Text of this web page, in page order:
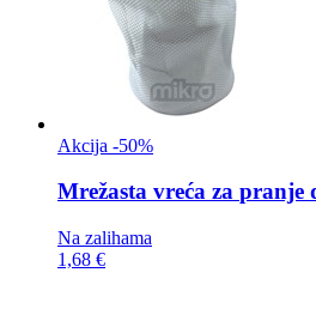
Akcija -50%
Mrežasta vreća za pranje
Na zalihama
1,68 €